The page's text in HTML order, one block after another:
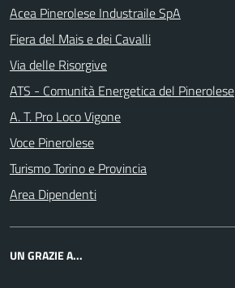
Acea Pinerolese Industraile SpA
Fiera del Mais e dei Cavalli
Via delle Risorgive
ATS - Comunità Energetica del Pinerolese
A. T. Pro Loco Vigone
Voce Pinerolese
Turismo Torino e Provincia
Area Dipendenti
UN GRAZIE A...